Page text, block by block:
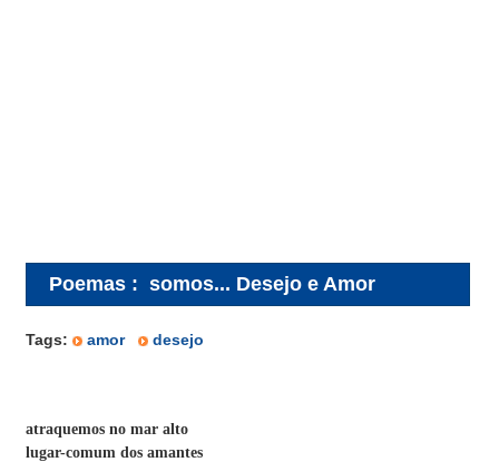
Poemas : somos... Desejo e Amor
Tags: amor desejo
atraquemos no mar alto
lugar-comum dos amantes